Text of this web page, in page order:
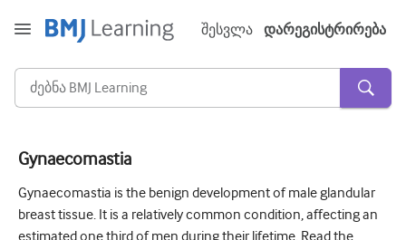
შესვლა დარეგისტრირება
მწვავე და გადაუდებელი
ალერგია
Gynaecomastia
Gynaecomastia is the benign development of male glandular
breast tissue. It is a relatively common condition, affecting an
estimated one third of men during their lifetime. Read the